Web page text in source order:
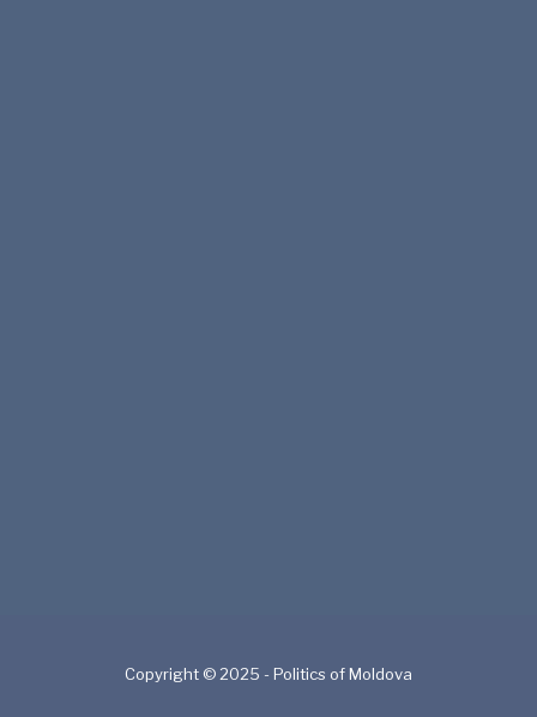
Copyright © 2025 - Politics of Moldova